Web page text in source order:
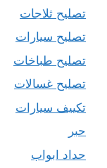
تصليح ثلاجات
تصليح سيارات
تصليح طباخات
تصليح غسالات
تكييف سيارات
حبر
حداد ابواب